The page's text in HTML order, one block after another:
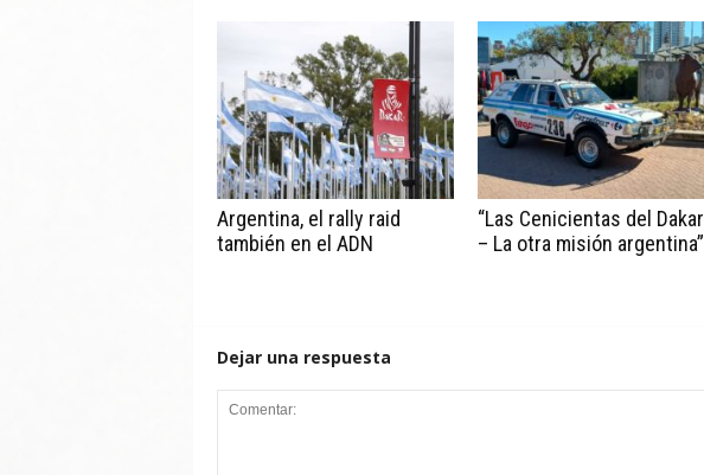
Argentina, el rally raid
también en el ADN
“Las Cenicientas del Dakar
– La otra misión argentina”
Dejar una respuesta